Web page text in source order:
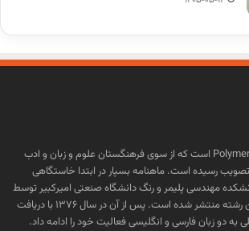
“بسپار” برابرنهاده واژه Polymer است که از سوی فرهنگستان علوم و زبان و ادب
رسیده است. ماهنامه بسپار در ابتدا خاستگاهی
مهندسی پلیمر و رنگ دانشگاه صنعتی امیرکبیر توسط
گروهی از دانشجویان این رشته منتشر شده است. پس از آن در سال ۱۳۷۶ با دریافت
به دو زبان فارسی و انگلیسی فعالیت خود را ادامه داد.